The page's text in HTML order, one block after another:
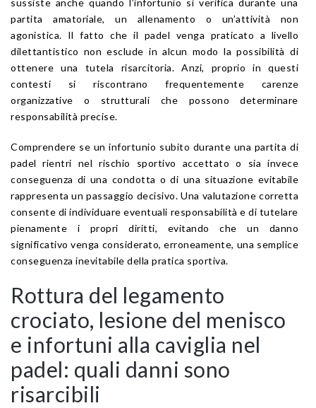
sussiste anche quando l’infortunio si verifica durante una
partita amatoriale, un allenamento o un’attività non
agonistica. Il fatto che il padel venga praticato a livello
dilettantistico non esclude in alcun modo la possibilità di
ottenere una tutela risarcitoria. Anzi, proprio in questi
contesti si riscontrano frequentemente carenze
organizzative o strutturali che possono determinare
responsabilità precise.
Comprendere se un infortunio subito durante una partita di
padel rientri nel rischio sportivo accettato o sia invece
conseguenza di una condotta o di una situazione evitabile
rappresenta un passaggio decisivo. Una valutazione corretta
consente di individuare eventuali responsabilità e di tutelare
pienamente i propri diritti, evitando che un danno
significativo venga considerato, erroneamente, una semplice
conseguenza inevitabile della pratica sportiva.
Rottura del legamento
crociato, lesione del menisco
e infortuni alla caviglia nel
padel: quali danni sono
risarcibili